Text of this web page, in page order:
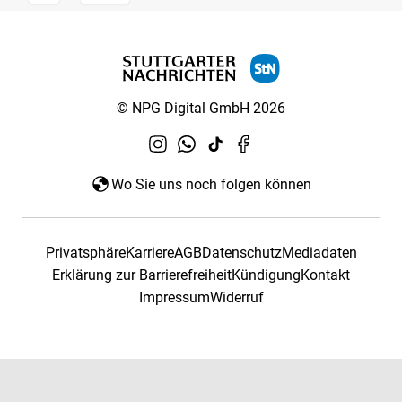
© NPG Digital GmbH 2026
Wo Sie uns noch folgen können
PrivatsphäreKarriereAGBDatenschutzMediadaten
Erklärung zur BarrierefreiheitKündigungKontakt
ImpressumWiderruf